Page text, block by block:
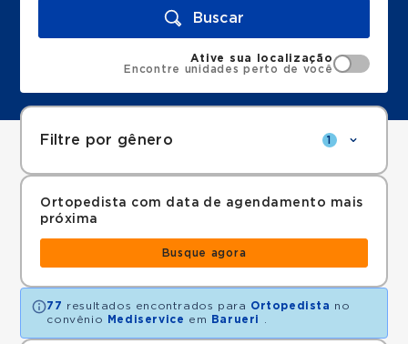
Buscar
Ative sua localização
Encontre unidades perto de você
Filtre por gênero 1
Ortopedista com data de agendamento mais
próxima
Busque agora
77 resultados encontrados para Ortopedista no
convênio
Mediservice em Barueri